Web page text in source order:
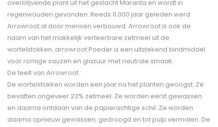
overblijvende plant uit het geslacht Maranta en wordt in
regenwouden gevonden. Reeds 11.000 jaar geleden werd
Arrowroot al door mensen verbouwd. Arrowroot is ook de
naam van het makkelijk verteerbare zetmeel uit de
wortelstokken. arrowroot Poeder is een uitstekend bindmiddel
voor romige sauzen en glazuur met neutrale smaak.
De teelt van Arrowroot
De wortelstokken worden een jaar na het planten geoogst. Ze
bevatten ongeveer 23% zetmeel. Ze worden eerst gewassen
en daarna ontdaan van de papierachtige schil. Ze worden
daarna opnieuw gewassen, gedroogd en tot pulp vermalen. De